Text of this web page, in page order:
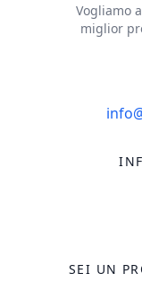
Vogliamo
miglior
SEI UN